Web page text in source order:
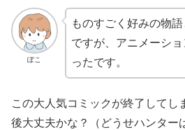
ぽこ
ものすごく好みの物
ですが、アニメーシ
ったです。
この大人気コミックが終了してし
後大丈夫かな？（どうせハンター